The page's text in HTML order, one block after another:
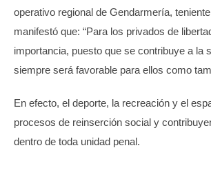
operativo regional de Gendarmería,
manifestó que: “Para los privados de
importancia, puesto que se contribuye a la
siempre será favorable para ellos como
En efecto, el deporte, la recreación y el
procesos de reinserción social y
dentro de toda unidad penal.